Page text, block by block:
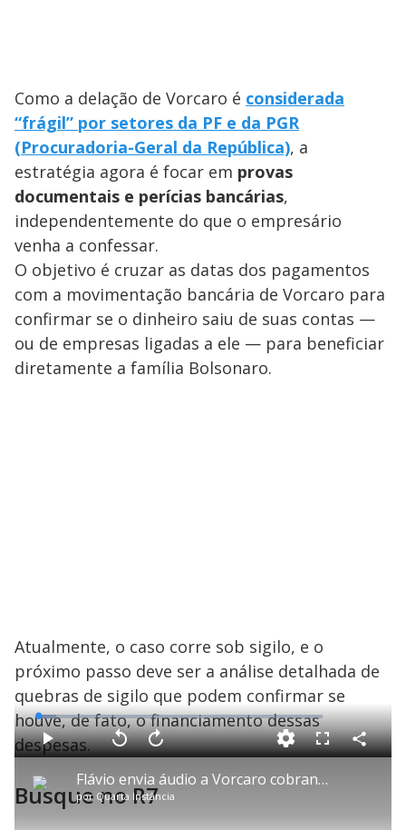
Como a delação de Vorcaro é considerada
“frágil” por setores da PF e da PGR
(Procuradoria-Geral da República), a
estratégia agora é focar em provas
documentais e perícias bancárias,
independentemente do que o empresário
venha a confessar.
O objetivo é cruzar as datas dos pagamentos
com a movimentação bancária de Vorcaro para
confirmar se o dinheiro saiu de suas contas —
ou de empresas ligadas a ele — para beneficiar
diretamente a família Bolsonaro.
Atualmente, o caso corre sob sigilo, e o
próximo passo deve ser a análise detalhada de
quebras de sigilo que podem confirmar se
houve, de fato, o financiamento dessas
despesas.
P Flávio envia áudio a Vorcaro cobrando pagamento para filme sobre Bolsonaro
por Quarta Instância
P V
t
a
r
A
n
ç
a
L
o
a
d
e
.
2
F
l
C
o
Busque no R7